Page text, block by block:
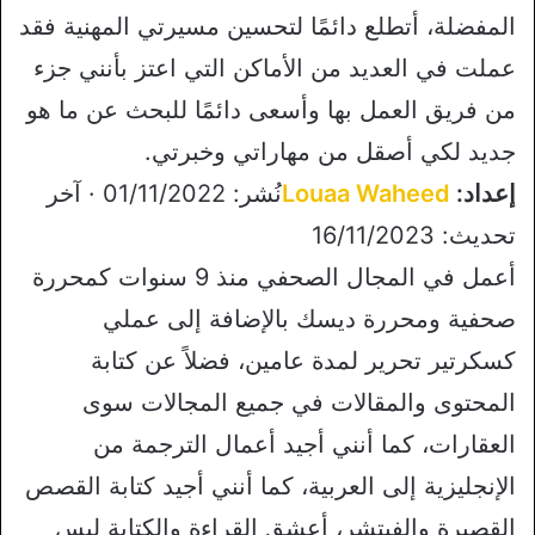
المفضلة، أتطلع دائمًا لتحسين مسيرتي المهنية فقد
عملت في العديد من الأماكن التي اعتز بأنني جزء
من فريق العمل بها وأسعى دائمًا للبحث عن ما هو
جديد لكي أصقل من مهاراتي وخبرتي.
إعداد: Louaa Waheed
نُشر: 01/11/2022 · آخر
تحديث: 16/11/2023
أعمل في المجال الصحفي منذ 9 سنوات كمحررة
صحفية ومحررة ديسك بالإضافة إلى عملي
كسكرتير تحرير لمدة عامين، فضلاً عن كتابة
المحتوى والمقالات في جميع المجالات سوى
العقارات، كما أنني أجيد أعمال الترجمة من
الإنجليزية إلى العربية، كما أنني أجيد كتابة القصص
القصيرة والفيتشر، أعشق القراءة والكتابة ليس